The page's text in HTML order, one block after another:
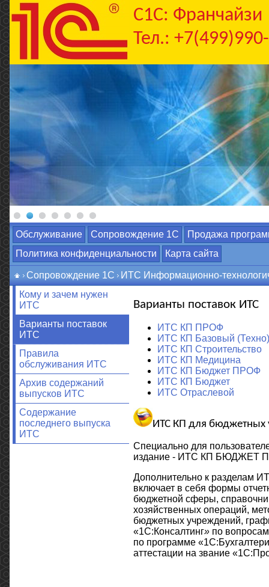
C1С: Франчайзи
Тел.:
Обслуживание Сопровождение 1С
Продажа
Политика конфиденциальности
Карта сайта
Сопровождение 1С
ИТС Информационно-
Кому и зачем нужен
ИТС
Варианты поставок
ИТС
Правила
обслуживания ИТС
Архив содержаний
выпусков ИТС
Содержание
последнего выпуска
ИТС
Варианты поставок ИТС
ИТС КП ПРОФ
ИТС КП Базовый (Техно)
ИТС КП Строительство
ИТС КП Медицина
ИТС КП Бюджет ПРОФ
ИТС КП Бюджет
ИТС Отраслевой
ИТС КП для бюджетных
Специально для
издание - ИТС КП БЮДЖЕТ
Дополнительно к
включает в себя формы
бюджетной сферы,
хозяйственных операций,
бюджетных учреждений,
«1С:Консалтинг»по вопросам
по программе
аттестации на звание